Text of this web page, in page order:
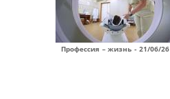
Профессия – жизнь - 21/06/26